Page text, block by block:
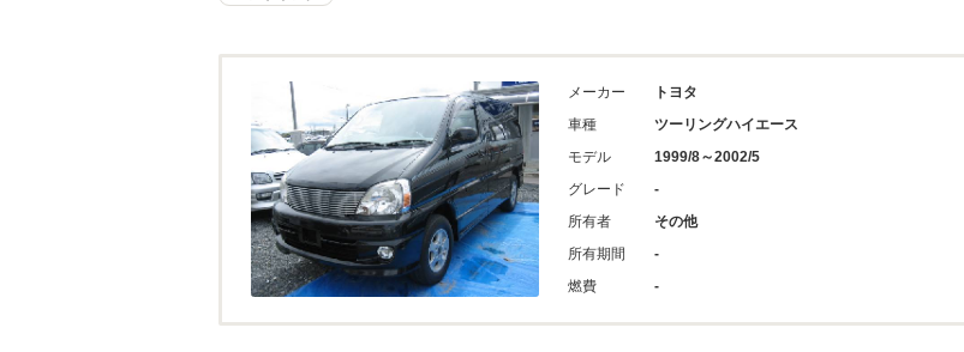
メーカー
トヨタ
車種
ツーリングハイエース
モデル
1999/8～2002/5
グレード
-
所有者
その他
所有期間
-
燃費
-